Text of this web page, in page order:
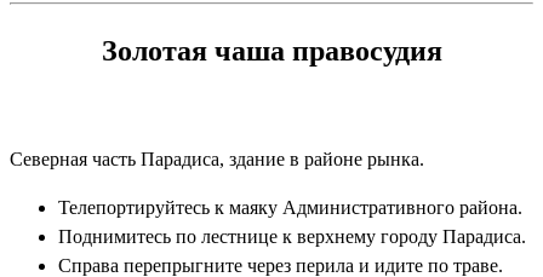
Золотая чаша правосудия
Северная часть Парадиса, здание в районе рынка.
Телепортируйтесь к маяку Административного района.
Поднимитесь по лестнице к верхнему городу Парадиса.
Справа перепрыгните через перила и идите по траве.